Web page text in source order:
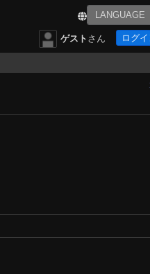
ゲスト さん ログイ